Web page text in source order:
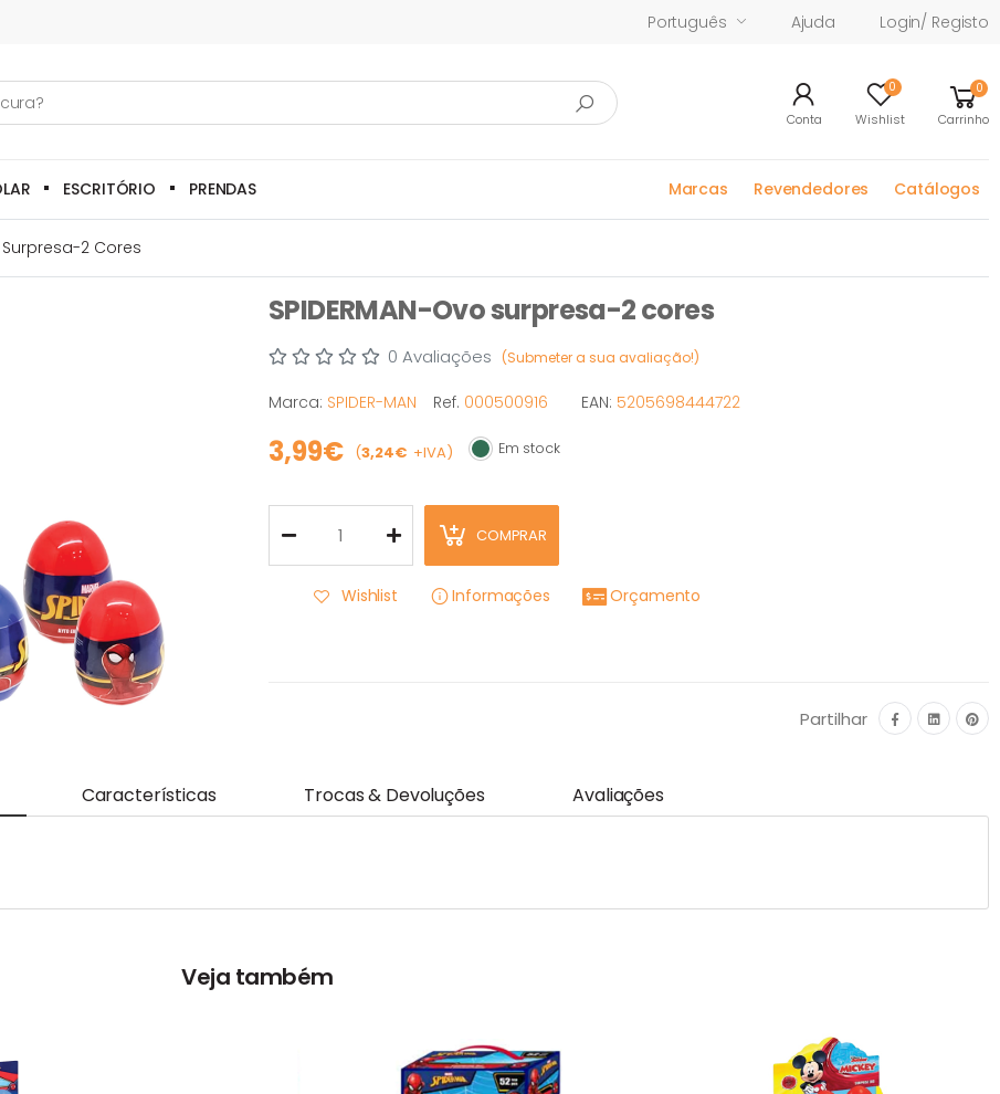
Português Ajuda Login/ Registo
Conta
0
Wishlist
0
Carrinho
ESCRITÓRIO PRENDAS Marcas Revendedores Catálogos
Surpresa-2 Cores
SPIDERMAN-Ovo surpresa-2 cores
0 Avaliações (Submeter a sua avaliação!)
Marca: SPIDER-MAN Ref. 000500916 EAN: 5205698444722
3,99€ (3,24€ +IVA) Em stock
Em stock
COMPRAR
Wishlist Informações Orçamento
Partilhar
Características Trocas & Devoluções Avaliações
Veja também